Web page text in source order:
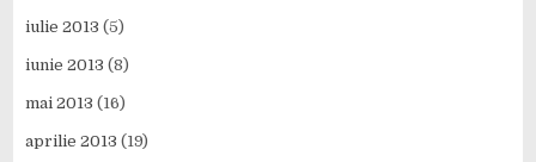
iulie 2013 (5)
iunie 2013 (8)
mai 2013 (16)
aprilie 2013 (19)